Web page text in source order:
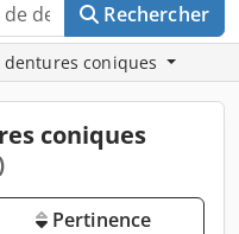
Rechercher
coniques
coniques
Pertinence